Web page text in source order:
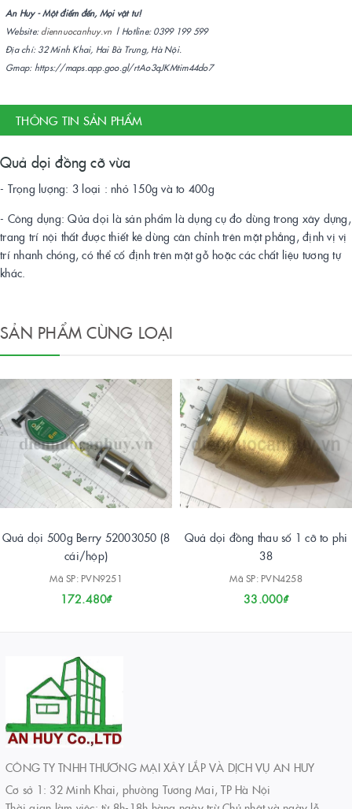
An Huy - Một điểm đến, Mọi vật tư!
Website: diennuocanhuy.vn | Hotline: 0399 199 599
Địa chỉ: 32 Minh Khai, Hai Bà Trưng, Hà Nội.
Gmap: https://maps.app.goo.gl/rtAo3qJKMtim44do7
THÔNG TIN SẢN PHẨM
Quả dọi đồng cỡ vừa
- Trọng lượng: 3 loại : nhỏ 150g và to 400g
- Công dụng: Qủa dọi là sản phẩm là dụng cụ đo dùng trong xây dựng,
trang trí nội thất được thiết kê dùng cân chỉnh trên mặt phẳng, định vị vị
trí nhanh chóng, có thể cố định trên mặt gỗ hoặc các chất liệu tương tự
khác.
SẢN PHẨM CÙNG LOẠI
Quả dọi 500g Berry 52003050 (8
cái/hộp)
Mã SP: PVN9251
172.480₫
Quả dọi đồng thau số 1 cỡ to phi
38
Mã SP: PVN4258
33.000₫
CÔNG TY TNHH THƯƠNG MẠI XÂY LẮP VÀ DỊCH VỤ AN HUY
Cơ sở 1: 32 Minh Khai, phường Tương Mai, TP Hà Nội